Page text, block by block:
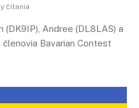
čítania
(DK9IP), Andree (DL8LAS) a
Bavarian Contest